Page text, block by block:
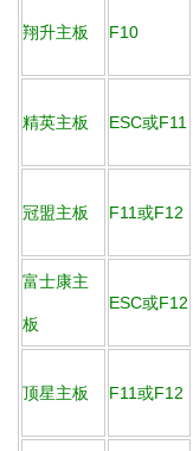
翔升主板 F10
精英主板 ESC或F11
冠盟主板 F11或F12
富士康主
板
ESC或F12
顶星主板 F11或F12